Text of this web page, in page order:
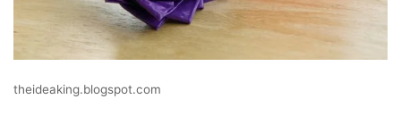
theideaking.blogspot.com